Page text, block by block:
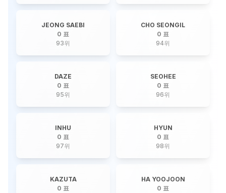
JEONG SAEBI
0 표
93위
CHO SEONGIL
0 표
94위
DAZE
0 표
95위
SEOHEE
0 표
96위
INHU
0 표
97위
HYUN
0 표
98위
KAZUTA
0 표
HA YOOJOON
0 표